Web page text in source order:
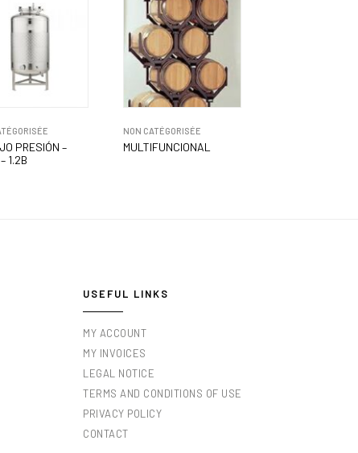
PRESIÓN –
1.2B
NON CATÉGORISÉE
MULTIFUNCIONAL
USEFUL LINKS
MY ACCOUNT
MY INVOICES
LEGAL NOTICE
TERMS AND CONDITIONS OF USE
PRIVACY POLICY
CONTACT